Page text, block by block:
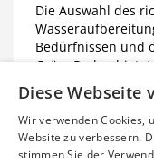
Die Auswahl des
Bedürfnissen und
GrünePerlenbietet
detaillierte
System finden,
Osmoseanlage,
Diese Webseite
Wir verwenden Cookies,
Website zu verbessern.
stimmen Sie der